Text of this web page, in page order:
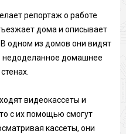
репортаж о работе
дома и описывает
одном из домов они видят
недоделанное домашнее
видеокассеты и
с их помощью смогут
кассеты, они